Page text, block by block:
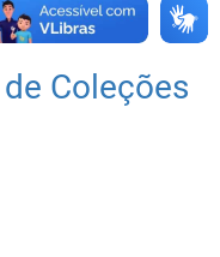
Coleções